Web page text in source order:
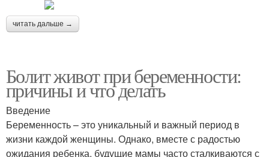
читать дальше →
Болит живот при беременности:
причины и что делать
Введение
Беременность – это уникальный и важный период в
жизни каждой женщины. Однако, вместе с радостью
ожидания ребенка, будущие мамы часто сталкиваются с